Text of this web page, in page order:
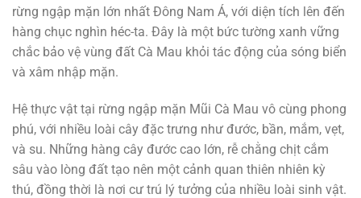
rừng ngập mặn lớn nhất Đông Nam Á, với diện tích lên đến
hàng chục nghìn héc-ta. Đây là một bức tường xanh vững
chắc bảo vệ vùng đất Cà Mau khỏi tác động của sóng biển
và xâm nhập mặn.
Hệ thực vật tại rừng ngập mặn Mũi Cà Mau vô cùng phong
phú, với nhiều loài cây đặc trưng như đước, bần, mắm, vẹt,
và su. Những hàng cây đước cao lớn, rễ chằng chịt cắm
sâu vào lòng đất tạo nên một cảnh quan thiên nhiên kỳ
thú, đồng thời là nơi cư trú lý tưởng của nhiều loài sinh vật.